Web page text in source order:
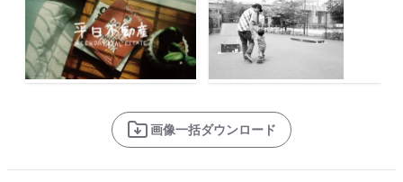
画像一括ダウンロード